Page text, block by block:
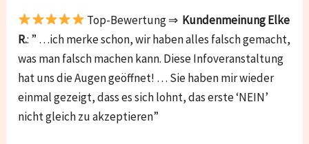
Top-Bewertung ⇒ Kundenmeinung Elke
R.: ” …ich merke schon, wir haben alles falsch gemacht,
was man falsch machen kann. Diese Infoveranstaltung
hat uns die Augen geöffnet! … Sie haben mir wieder
einmal gezeigt, dass es sich lohnt, das erste ‘NEIN’
nicht gleich zu akzeptieren”